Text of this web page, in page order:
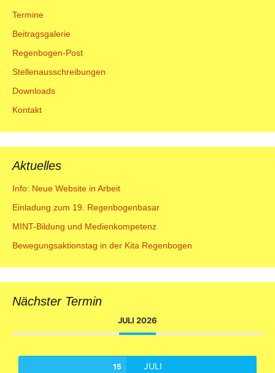
Termine
Beitragsgalerie
Regenbogen-Post
Stellenausschreibungen
Downloads
Kontakt
Aktuelles
Info: Neue Website in Arbeit
Einladung zum 19. Regenbogenbasar
MINT-Bildung und Medienkompetenz
Bewegungsaktionstag in der Kita Regenbogen
Nächster Termin
JULI 2026
15 JULI